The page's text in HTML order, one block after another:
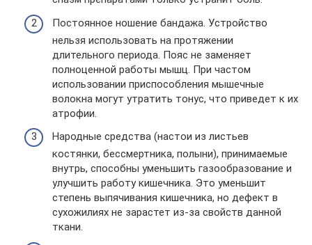
Постоянное ношение бандажа. Устройство
нельзя использовать на протяжении
длительного периода. Пояс не заменяет
полноценной работы мышц. При частом
использовании приспособления мышечные
волокна могут утратить тонус, что приведет к их
атрофии.
Народные средства (настои из листьев
костянки, бессмертника, полыни), принимаемые
внутрь, способны уменьшить газообразование и
улучшить работу кишечника. Это уменьшит
степень выпячивания кишечника, но дефект в
сухожилиях не зарастет из-за свойств данной
ткани.